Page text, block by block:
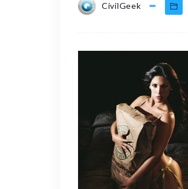
CivilGeek